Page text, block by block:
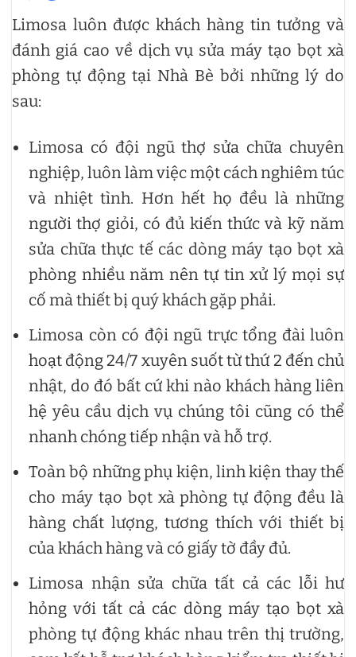
Limosa luôn được khách hàng tin tưởng và
đánh giá cao về dịch vụ sửa máy tạo bọt xà
phòng tự động tại Nhà Bè bởi những lý do
sau:
Limosa có đội ngũ thợ sửa chữa chuyên
nghiệp, luôn làm việc một cách nghiêm túc
và nhiệt tình. Hơn hết họ đều là những
người thợ giỏi, có đủ kiến thức và kỹ năm
sửa chữa thực tế các dòng máy tạo bọt xà
phòng nhiều năm nên tự tin xử lý mọi sự
cố mà thiết bị quý khách gặp phải.
Limosa còn có đội ngũ trực tổng đài luôn
hoạt động 24/7 xuyên suốt từ thứ 2 đến chủ
nhật, do đó bất cứ khi nào khách hàng liên
hệ yêu cầu dịch vụ chúng tôi cũng có thể
nhanh chóng tiếp nhận và hỗ trợ.
Toàn bộ những phụ kiện, linh kiện thay thế
cho máy tạo bọt xà phòng tự động đều là
hàng chất lượng, tương thích với thiết bị
của khách hàng và có giấy tờ đầy đủ.
Limosa nhận sửa chữa tất cả các lỗi hư
hỏng với tất cả các dòng máy tạo bọt xà
phòng tự động khác nhau trên thị trường,